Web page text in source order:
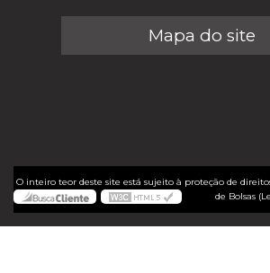
Mapa do site
O inteiro teor deste site está sujeito à proteção de
de Bolsas